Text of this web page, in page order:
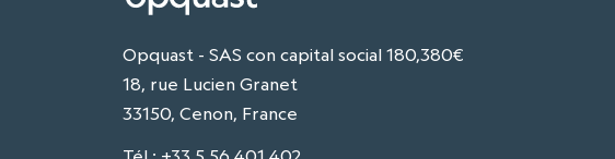
Opquast - SAS con capital social 180,380€
18, rue Lucien Granet
33150, Cenon, France